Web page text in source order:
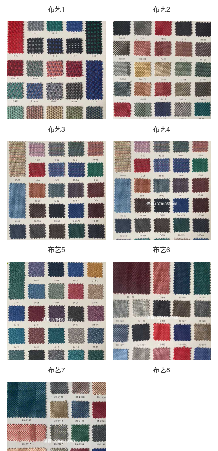
布艺1 布艺2
布艺3 布艺4
布艺5 布艺6
布艺7 布艺8